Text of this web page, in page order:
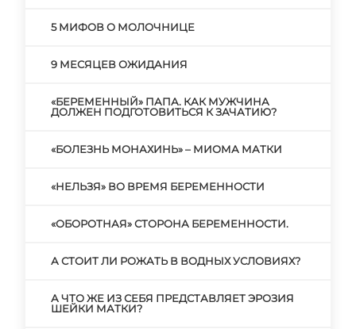
5 МИФОВ О МОЛОЧНИЦЕ
9 МЕСЯЦЕВ ОЖИДАНИЯ
«БЕРЕМЕННЫЙ» ПАПА. КАК МУЖЧИНА
ДОЛЖЕН ПОДГОТОВИТЬСЯ К ЗАЧАТИЮ?
«БОЛЕЗНЬ МОНАХИНЬ» – МИОМА МАТКИ
«НЕЛЬЗЯ» ВО ВРЕМЯ БЕРЕМЕННОСТИ
«ОБОРОТНАЯ» СТОРОНА БЕРЕМЕННОСТИ.
А СТОИТ ЛИ РОЖАТЬ В ВОДНЫХ УСЛОВИЯХ?
А ЧТО ЖЕ ИЗ СЕБЯ ПРЕДСТАВЛЯЕТ ЭРОЗИЯ
ШЕЙКИ МАТКИ?